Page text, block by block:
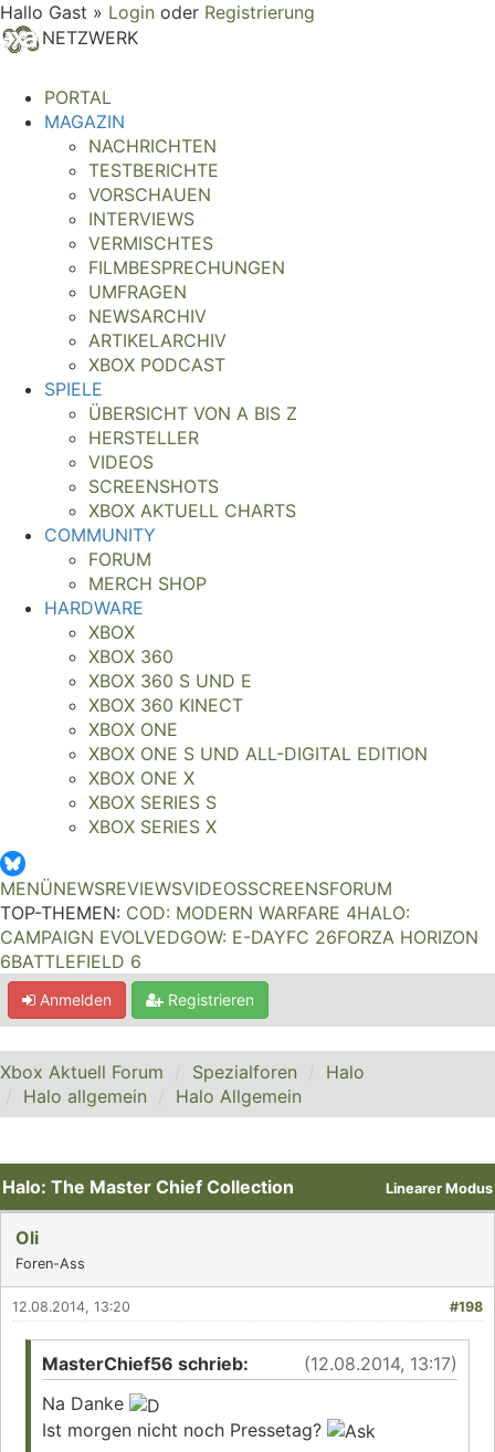
Hallo Gast » Login oder Registrierung
NETZWERK
PORTAL
MAGAZIN
NACHRICHTEN
TESTBERICHTE
VORSCHAUEN
INTERVIEWS
VERMISCHTES
FILMBESPRECHUNGEN
UMFRAGEN
NEWSARCHIV
ARTIKELARCHIV
XBOX PODCAST
SPIELE
ÜBERSICHT VON A BIS Z
HERSTELLER
VIDEOS
SCREENSHOTS
XBOX AKTUELL CHARTS
COMMUNITY
FORUM
MERCH SHOP
HARDWARE
XBOX
XBOX 360
XBOX 360 S UND E
XBOX 360 KINECT
XBOX ONE
XBOX ONE S UND ALL-DIGITAL EDITION
XBOX ONE X
XBOX SERIES S
XBOX SERIES X
MENÜNEWSREVIEWSVIDEOSSCREENSFORUM
TOP-THEMEN: COD: MODERN WARFARE 4HALO:
CAMPAIGN EVOLVEDGOW: E-DAYFC 26FORZA HORIZON
6BATTLEFIELD 6
Anmelden Registrieren
Xbox Aktuell Forum Spezialforen
Halo
Halo allgemein
Halo Allgemein
Linearer Modus
Halo: The Master Chief Collection
Oli
Foren-Ass
#198
12.08.2014, 13:20
(12.08.2014, 13:17)
MasterChief56 schrieb:
Na Danke
Ist morgen nicht noch Pressetag?